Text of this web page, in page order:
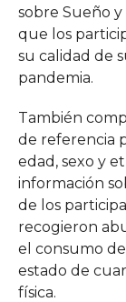
sobre Sueño
que los
su calidad de
pandemia.
También
de referencia
edad, sexo y
información
de los
recogieron
el consumo
estado de
física.